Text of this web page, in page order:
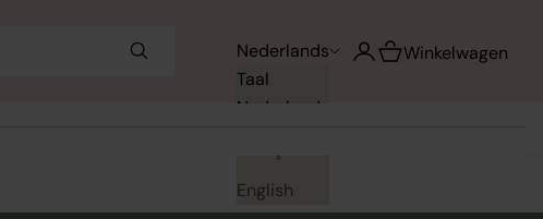
Nederlands
Taal
Nederlands
English
Accountpagina openen
Winkelwagen
Winkelwagen